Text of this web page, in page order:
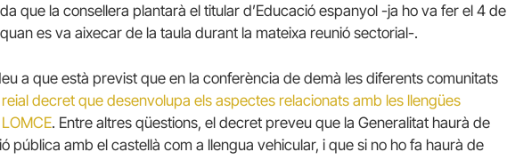
que la consellera plantarà el titular d’Educació espanyol -ja ho va fer el 4 de
es va aixecar de la taula durant la mateixa reunió sectorial-.
a que està previst que en la conferència de demà les diferents comunitats
reial decret que desenvolupa els aspectes relacionats amb les llengües
. Entre altres qüestions, el decret preveu que la Generalitat haurà de
pública amb el castellà com a llengua vehicular, i que si no ho fa haurà de